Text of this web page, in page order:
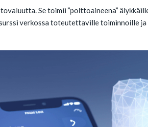
Se toimii ”polttoaineena”
verkossa toteutettaville toiminnoille